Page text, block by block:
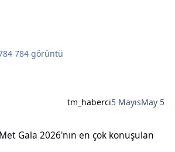
784 görüntü
tm_haberci5 MayısMay 5
Gala 2026'nın en çok konuşulan